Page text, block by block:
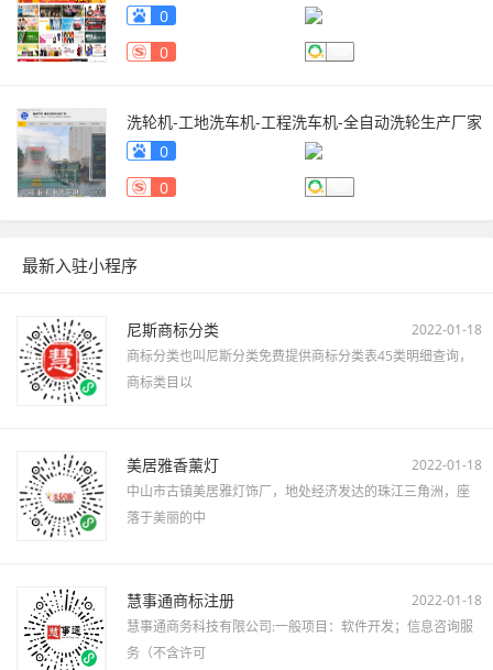
fuzhuang.qiyeku.cn
0
0
洗轮机-工地洗车机-工程洗车机-全自动洗轮生产厂家
[鲁企环科]
www.lqhb88.com
0
0
最新入驻小程序
尼斯商标分类
2022-01-18
商标分类也叫尼斯分类免费提供商标分类表45类明细查询，
商标类目以
美居雅香薰灯
2022-01-18
中山市古镇美居雅灯饰厂，地处经济发达的珠江三角洲，座
落于美丽的中
慧事通商标注册
2022-01-18
慧事通商务科技有限公司:一般项目：软件开发；信息咨询服
务（不含许可